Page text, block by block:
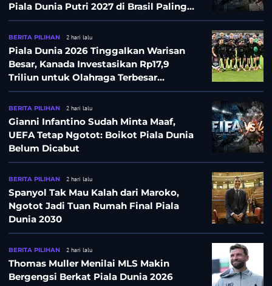
Piala Dunia Putri 2027 di Brasil Paling
Besar
BERITA PILIHAN 2 hari lalu
Piala Dunia 2026 Tinggalkan Warisan
Besar, Kanada Investasikan Rp17,9
Triliun untuk Olahraga Terbesar
Sepanjang Sejarah
BERITA PILIHAN 2 hari lalu
Gianni Infantino Sudah Minta Maaf,
UEFA Tetap Ngotot: Boikot Piala Dunia
Belum Dicabut
BERITA PILIHAN 2 hari lalu
Spanyol Tak Mau Kalah dari Maroko,
Ngotot Jadi Tuan Rumah Final Piala
Dunia 2030
BERITA PILIHAN 2 hari lalu
Thomas Muller Menilai MLS Makin
Bergengsi Berkat Piala Dunia 2026